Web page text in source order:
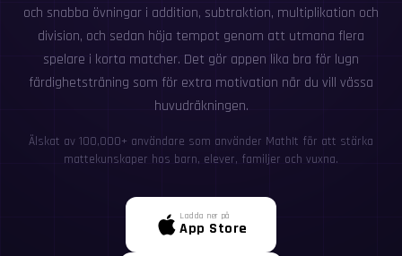
och snabba övningar i addition, subtraktion, multiplikation och
division, och sedan höja tempot genom att utmana flera
spelare i korta matcher. Det gör appen lika bra för lugn
färdighetsträning som för extra motivation när du vill vässa
huvudräkningen.
Älskat av 100,000+ användare som använder MathIt för att stärka
mattekunskaper hos barn, elever, familjer och vuxna.
Ladda ner på
App Store